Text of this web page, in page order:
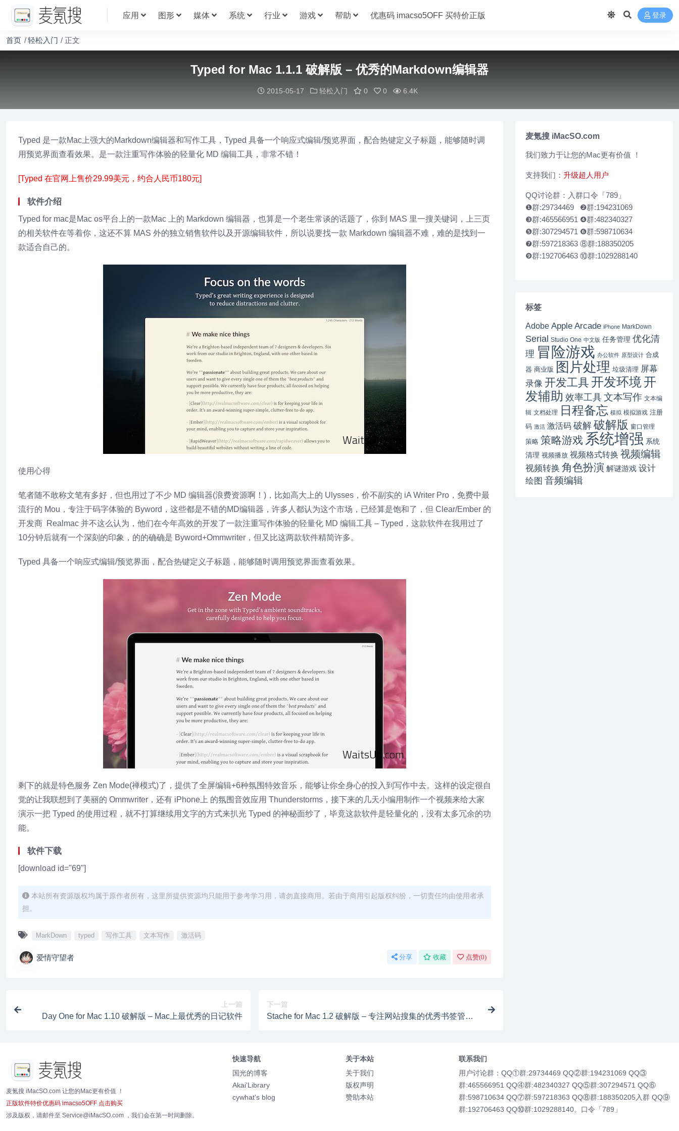
应用 图形 媒体 系统 行业 游戏 帮助 优惠码 imacso5OFF 买特价正版 登录
首页 轻松入门 正文
Typed for Mac 1.1.1 破解版 – 优秀的Markdown编辑器
2015-05-17 轻松入门 0 0 6.4K
Typed 是一款Mac上强大的Markdown编辑器和写作工具，Typed 具备一个响应式编辑/预览界面，配合热键定义子标题，能够随时调
用预览界面查看效果。是一款注重写作体验的轻量化 MD 编辑工具，非常不错！
[Typed 在官网上售价29.99美元，约合人民币180元]
软件介绍
Typed for mac是Mac os平台上的一款Mac 上的 Markdown 编辑器，也算是一个老生常谈的话题了，你到 MAS 里一搜关键词，上三页
的相关软件在等着你，这还不算 MAS 外的独立销售软件以及开源编辑软件，所以说要找一款 Markdown 编辑器不难，难的是找到一
款适合自己的。
使用心得
笔者随不敢称文笔有多好，但也用过了不少 MD 编辑器(浪费资源啊！)，比如高大上的 Ulysses，价不副实的 iA Writer Pro，免费中最
流行的 Mou，专注于码字体验的 Byword，这些都是不错的MD编辑器，许多人都认为这个市场，已经算是饱和了，但 Clear/Ember 的
开发商 Realmac 并不这么认为，他们在今年高效的开发了一款注重写作体验的轻量化 MD 编辑工具 – Typed，这款软件在我用过了
10分钟后就有一个深刻的印象，的的确确是 Byword+Ommwriter，但又比这两款软件精简许多。
Typed 具备一个响应式编辑/预览界面，配合热键定义子标题，能够随时调用预览界面查看效果。
剩下的就是特色服务 Zen Mode(禅模式)了，提供了全屏编辑+6种氛围特效音乐，能够让你全身心的投入到写作中去。这样的设定很自
觉的让我联想到了美丽的 Ommwriter，还有 iPhone上 的氛围音效应用 Thunderstorms，接下来的几天小编用制作一个视频来给大家
演示一把 Typed 的使用过程，就不打算继续用文字的方式来扒光 Typed 的神秘面纱了，毕竟这款软件是轻量化的，没有太多冗余的功
能。
软件下载
[download id="69"]
本站所有资源版权均属于原作者所有，这里所提供资源均只能用于参考学习用，请勿直接商用。若由于商用引起版权纠纷，一切责任均由使用者承
担。
MarkDown typed 写作工具 文本写作 激活码
爱情守望者 分享 收藏 点赞(0)
上一篇
Day One for Mac 1.10 破解版 – Mac上最优秀的日记软件
下一篇
Stache for Mac 1.2 破解版 – 专注网站搜集的优秀书签管理
麦氪搜 iMacSO.com
我们致力于让您的Mac更有价值 ！
支持我们： 升级超人用户
QQ讨论群：入群口令「789」
❶群:29734469 ❷群:194231069
❸群:465566951 ❹群:482340327
❺群:307294571 ❻群:598710634
❼群:597218363 ⑧群:188350205
❾群:192706463 ⑩群:1029288140
标签
Adobe Apple Arcade iPhone MarkDown
Serial Studio One 中文版 任务管理 优化清
理 冒险游戏 办公软件 原型设计 合成
器 商业版 图片处理 垃圾清理 屏幕
录像 开发工具 开发环境开
发辅助 效率工具 文本写作 文本编
辑 文档处理 日程备忘 模拟 模拟游戏 注册
码 激活 激活码 破解破解版 窗口管理
策略 策略游戏 系统增强 系统
清理 视频播放 视频格式转换 视频编辑
视频转换 角色扮演 解谜游戏 设计
绘图 音频编辑
麦氪搜 iMacSO.com 让您的Mac更有价值 ！
正版软件特价优惠码 imacso5OFF 点击购买
涉及版权，请邮件至 Service@iMacSO.com ，我们会在第一时间删除。
快速导航
国光的博客
Akai'Library
cywhat's blog
关于本站
关于我们
版权声明
赞助本站
联系我们
用户讨论群：QQ①群:29734469 QQ②群:194231069 QQ③
群:465566951 QQ④群:482340327 QQ⑤群:307294571 QQ⑥
群:598710634 QQ⑦群:597218363 QQ⑧群:188350205入群 QQ⑨
群:192706463 QQ⑩群:1029288140。口令「789」